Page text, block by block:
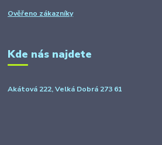
Ověřeno zákazníky
Kde nás najdete
Akátová 222, Velká Dobrá 273 61